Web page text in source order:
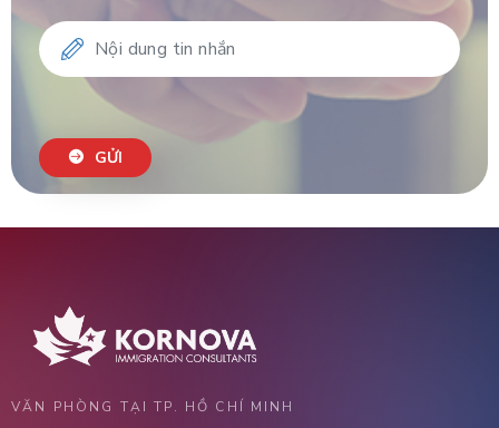
GỬI
VĂN PHÒNG TẠI TP. HỒ CHÍ MINH